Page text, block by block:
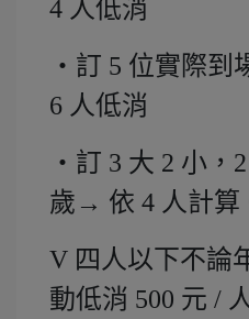
4 人低消
・訂 5 位實際
6 人低消
・訂 3 大 2 小，
歲→ 依 4 人計算
V 四人以下不論
動低消 500 元 /